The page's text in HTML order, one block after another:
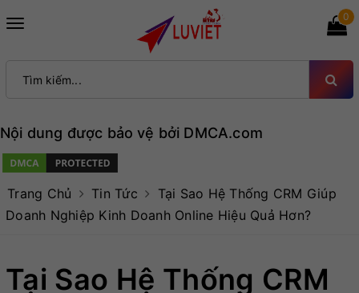
Toggle
0
Nội dung được bảo vệ bởi DMCA.com
Trang Chủ Tin Tức
Tại Sao Hệ Thống CRM Giúp
Doanh Nghiệp Kinh Doanh Online Hiệu Quả Hơn?
Tại Sao Hệ Thống CRM